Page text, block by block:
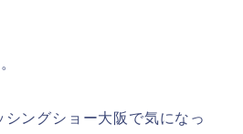
ングショー大阪で気になっ